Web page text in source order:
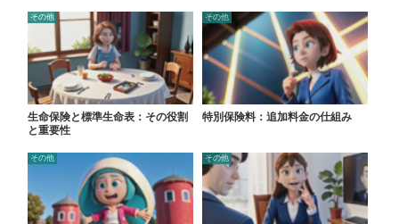
その他
生命保険と標準生命表：その役割
と重要性
その他
特別保険料：追加料金の仕組み
その他 その他